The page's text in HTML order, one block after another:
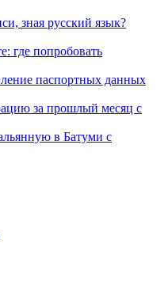
зная русский язык?
где попробовать
паспортных данных
за прошлый месяц с
в Батуми с